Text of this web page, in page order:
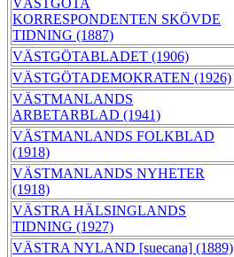
VÄSTGÖTA
KORRESPONDENTEN SKÖVDE
TIDNING (1887)
VÄSTGÖTABLADET (1906)
VÄSTGÖTADEMOKRATEN (1926)
VÄSTMANLANDS
ARBETARBLAD (1941)
VÄSTMANLANDS FOLKBLAD
(1918)
VÄSTMANLANDS NYHETER
(1918)
VÄSTRA HÄLSINGLANDS
TIDNING (1927)
VÄSTRA NYLAND [suecana] (1889)